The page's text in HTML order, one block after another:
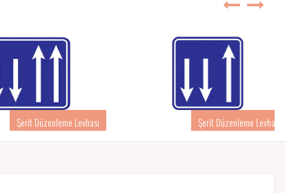
Şerit Düzenleme Levhası
Şerit Düzenleme Levhası